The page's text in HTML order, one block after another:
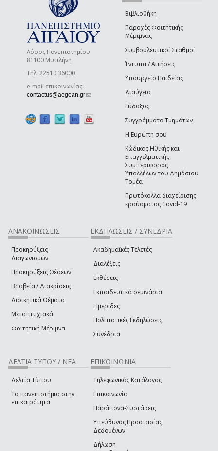
Λόφος Πανεπιστημίου
81100 Μυτιλήνη
Τηλ. 22510 36000
e-mail επικοινωνίας:
contactus@aegean.gr(link sends e-mail)
Βιβλιοθήκη
Παροχές Φοιτητικής
Μέριμνας
Συμβουλευτικοί Σταθμοί
Έντυπα / Αιτήσεις
Υπουργείο Παιδείας
Διαύγεια
Εύδοξος
Συγγράμματα Τμημάτων
Η Ευρώπη σου
Κώδικας Ηθικής και
Επαγγελματικής
Συμπεριφοράς
Υπαλλήλων του Δημόσιου
Τομέα
Πρωτόκολλα διαχείρισης
κρούσματος Covid-19
ΑΝΑΚΟΙΝΩΣΕΙΣ
Προκηρύξεις
Διαγωνισμών
Προκηρύξεις Θέσεων
Βραβεία / Διακρίσεις
Διοικητικά Θέματα
Μεταπτυχιακά
Φοιτητική Μέριμνα
ΕΚΔΗΛΩΣΕΙΣ / ΣΥΝΕΔΡΙΑ
Ακαδημαϊκές Τελετές
Διαλέξεις
Εκθέσεις
Εκπαιδευτικά σεμινάρια
Ημερίδες
Πολιτιστικές Εκδηλώσεις
Συνέδρια
ΔΕΛΤΙΑ ΤΥΠΟΥ / ΝΕΑ
Δελτία Τύπου
Το πανεπιστήμιο στην
επικαιρότητα
ΕΠΙΚΟΙΝΩΝΙΑ
Τηλεφωνικός Κατάλογος
Επικοινωνία
Παράπονα-Συστάσεις
Υπεύθυνος Προστασίας
Δεδομένων
Δήλωση